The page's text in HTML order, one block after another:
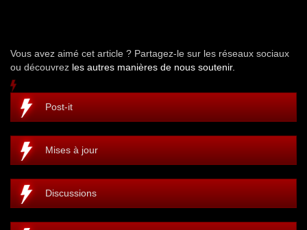
Vous avez aimé cet article ? Partagez-le sur les réseaux sociaux
ou découvrez les autres manières de nous soutenir.
Post-it
Mises à jour
Discussions